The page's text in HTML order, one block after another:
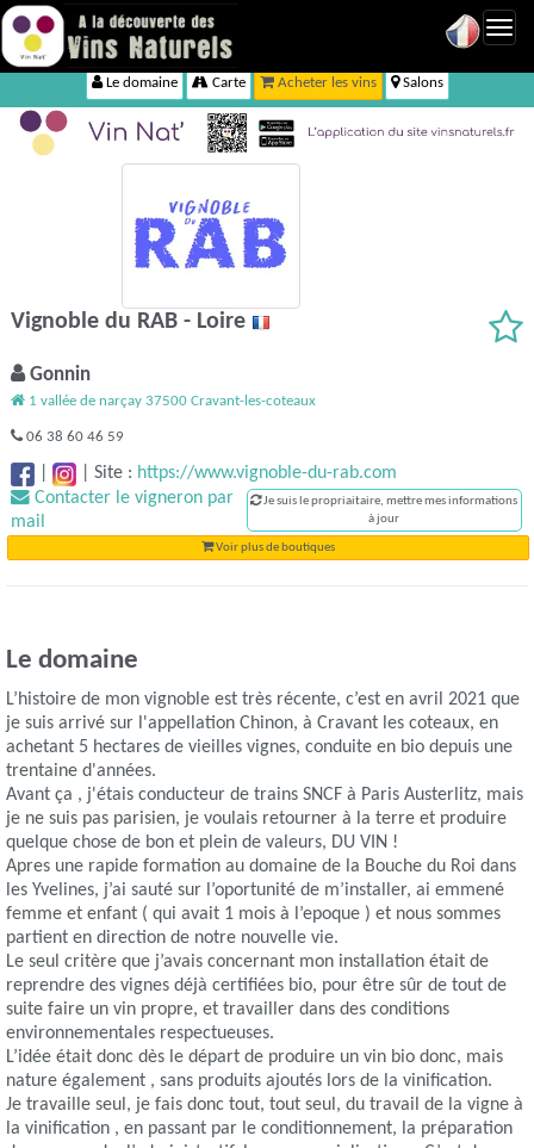
Le domaine Carte Acheter les vins Salons
Vignoble du RAB - Loire
Gonnin
1 vallée de narçay 37500 Cravant-les-coteaux
06 38 60 46 59
| |Site : https://www.vignoble-du-rab.com
Contacter le vigneron par
mail
Je suis le propriaitaire, mettre mes informations
à jour
Voir plus de boutiques
Le domaine
L’histoire de mon vignoble est très récente, c’est en avril 2021 que
je suis arrivé sur l'appellation Chinon, à Cravant les coteaux, en
achetant 5 hectares de vieilles vignes, conduite en bio depuis une
trentaine d'années.
Avant ça , j'étais conducteur de trains SNCF à Paris Austerlitz, mais
je ne suis pas parisien, je voulais retourner à la terre et produire
quelque chose de bon et plein de valeurs, DU VIN !
Apres une rapide formation au domaine de la Bouche du Roi dans
les Yvelines, j’ai sauté sur l’oportunité de m’installer, ai emmené
femme et enfant ( qui avait 1 mois à l’epoque ) et nous sommes
partient en direction de notre nouvelle vie.
Le seul critère que j’avais concernant mon installation était de
reprendre des vignes déjà certifiées bio, pour être sûr de tout de
suite faire un vin propre, et travailler dans des conditions
environnementales respectueuses.
L’idée était donc dès le départ de produire un vin bio donc, mais
nature également , sans produits ajoutés lors de la vinification.
Je travaille seul, je fais donc tout, tout seul, du travail de la vigne à
la vinification , en passant par le conditionnement, la préparation